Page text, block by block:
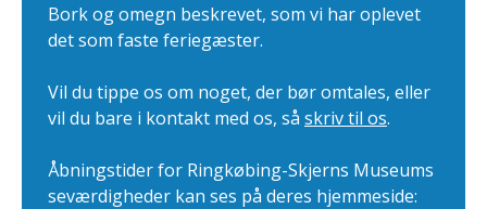
Bork og omegn beskrevet, som vi har oplevet
det som faste feriegæster.
Vil du tippe os om noget, der bør omtales, eller
vil du bare i kontakt med os, så skriv til os.
Åbningstider for Ringkøbing-Skjerns Museums
seværdigheder kan ses på deres hjemmeside: